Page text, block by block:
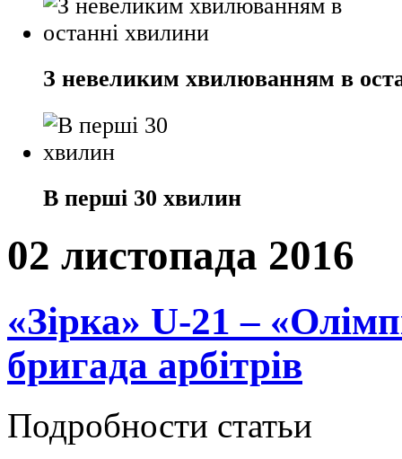
З невеликим хвилюванням в
В перші 30 хвилин
02 листопада 2016
«Зірка» U-21 –
бригада арбітрів
Подробности статьи